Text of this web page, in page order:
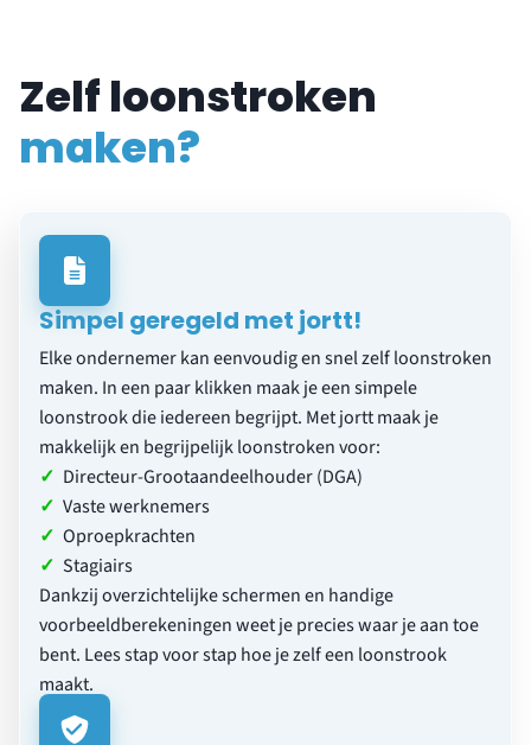
Zelf loonstroken
maken?
Simpel geregeld met jortt!
Elke ondernemer kan eenvoudig en snel zelf loonstroken
maken. In een paar klikken maak je een simpele
loonstrook die iedereen begrijpt. Met jortt maak je
makkelijk en begrijpelijk loonstroken voor:
✓ Directeur-Grootaandeelhouder (DGA)
✓ Vaste werknemers
✓ Oproepkrachten
✓ Stagiairs
Dankzij overzichtelijke schermen en handige
voorbeeldberekeningen weet je precies waar je aan toe
bent. Lees stap voor stap hoe jezelf een loonstrook
maakt.